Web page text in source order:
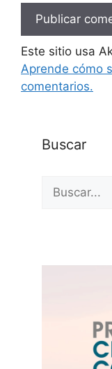
Este sitio usa
Aprende cómo
comentarios.
Buscar
Buscar: